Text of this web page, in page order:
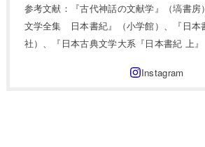
参考文献：『古代神話の文献学』（塙書
文学全集 日本書紀』（小学館）、『日本
社）、『日本古典文学大系『日本書紀 上